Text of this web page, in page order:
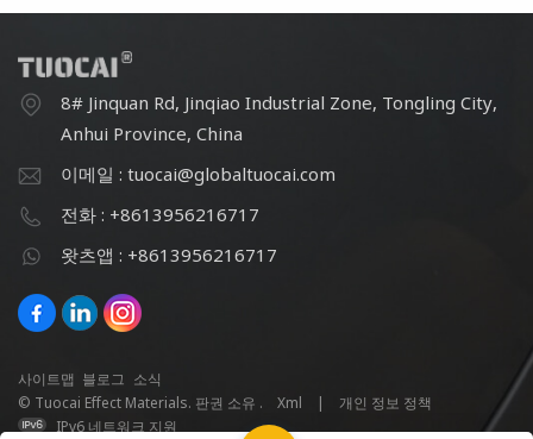
8# Jinquan Rd, Jinqiao Industrial Zone, Tongling City,
Anhui Province, China
이메일 : tuocai@globaltuocai.com
전화 : +8613956216717
왓츠앱 : +8613956216717
사이트맵 블로그 소식
© Tuocai Effect Materials. 판권 소유 .
Xml |
개인 정보 정책
IPv6 네트워크 지원